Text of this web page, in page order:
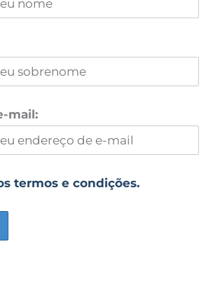
mail:
termos e condições.